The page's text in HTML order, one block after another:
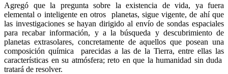
Agregó que la pregunta sobre la existencia de vida, ya fuera
elemental o inteligente en otros planetas, sigue vigente, de ahí que
las investigaciones se hayan dirigido al envío de sondas espaciales
para recabar información, y a la búsqueda y descubrimiento de
planetas extrasolares, concretamente de aquellos que posean una
composición química parecidas a las de la Tierra, entre ellas las
características en su atmósfera; reto en que la humanidad sin duda
tratará de resolver.